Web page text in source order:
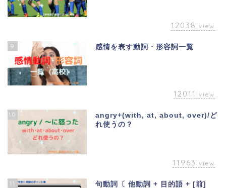
12038 view
9 感情を表す動詞・形容詞一覧
12011 view
10
angry+(with, at, about, over)/ど
れ使うの？
11963 view
11
句動詞〔 他動詞 + 目的語 + [前]